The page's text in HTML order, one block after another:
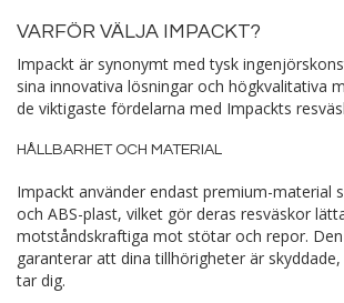
VARFÖR VÄLJA IMPACKT?
Impackt är synonymt med tysk
sina innovativa lösningar och högkvalitativa
de viktigaste fördelarna med Impackts
HÅLLBARHET OCH MATERIAL
Impackt använder endast premium-material
och ABS-plast, vilket gör deras resväskor
motståndskraftiga mot stötar och repor.
garanterar att dina tillhörigheter är
tar dig.